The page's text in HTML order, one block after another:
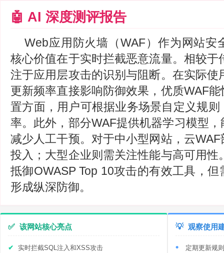
🤖 AI 深度测评报告
Web应用防火墙（WAF）作为网站安
核心价值在于实时拦截恶意流量。相较于
注于应用层攻击的识别与阻断。在实际使
更新频率直接影响防御效果，优质WAF
置方面，用户可根据业务场景自定义规
率。此外，部分WAF提供机器学习模型
减少人工干预。对于中小型网站，云
投入；大型企业则需关注性能与高可用性
抵御OWASP Top 10攻击的有效工具，
形成纵深防御。
✅ 该网站核心亮点
实时拦截SQL注入和XSS攻击
💡 观察使用
定期更新规